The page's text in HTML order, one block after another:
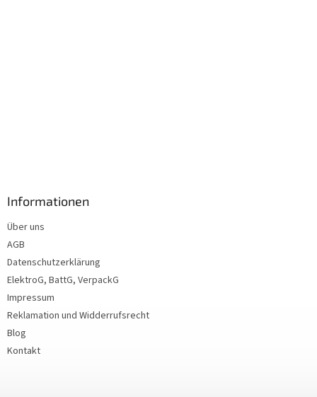
Informationen
Über uns
AGB
Datenschutzerklärung
ElektroG, BattG, VerpackG
Impressum
Reklamation und Widderrufsrecht
Blog
Kontakt